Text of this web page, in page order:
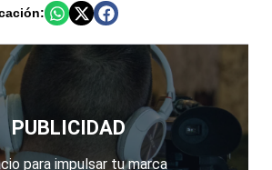
PUBLICIDAD
para impulsar tu marca